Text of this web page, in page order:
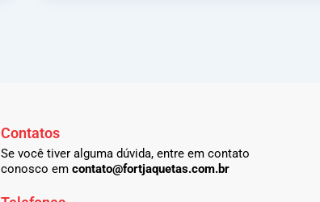
Contatos
Se você tiver alguma dúvida, entre em contato
conosco emcontato@fortjaquetas.com.br